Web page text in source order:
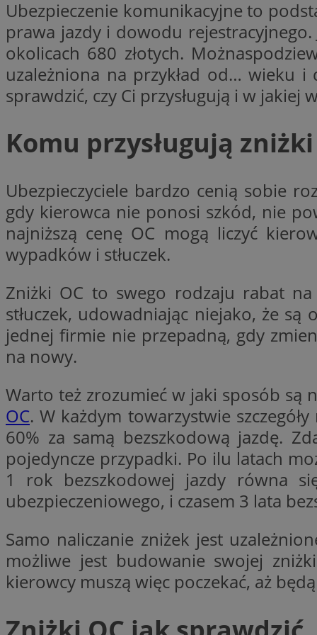
Ubezpieczenie komunikacyjne to
prawa jazdy i dowodu
okolicach 680 złotych.
uzależniona na przykład od… wieku i
sprawdzić, czy Ci przysługują i w jakiej
Komu przysługują
Ubezpieczyciele bardzo cenią sobie
gdy kierowca nie ponosi szkód, nie
najniższą cenę OC mogą liczyć
wypadków i stłuczek.
Zniżki OC to swego rodzaju rabat
stłuczek, udowadniając niejako, że
jednej firmie nie przepadną, gdy
na nowy.
Warto też zrozumieć w jaki sposób są
OC. W każdym towarzystwie
60% za samą bezszkodową jazdę.
pojedyncze przypadki. Po ilu latach
1 rok bezszkodowej jazdy równa
ubezpieczeniowego, i czasem 3 lata
Samo naliczanie zniżek jest
możliwe jest budowanie swojej
kierowcy muszą więc poczekać, aż
SessID
QeSessID
MvSessID
INGRESSCOOKIE
__cf_bm
Nazwa
_ga_VBEXFQ7ESL
_ga
tuuid_lu
Nazwa
ADK_EX_11
__mguid_